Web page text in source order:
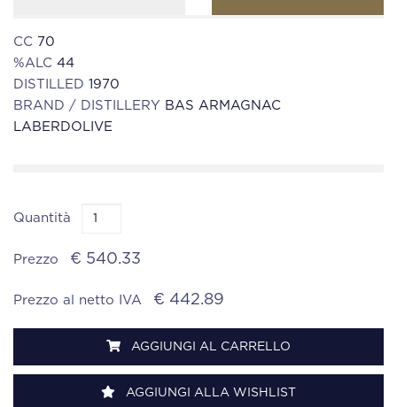
CC 70
%ALC 44
DISTILLED 1970
BRAND / DISTILLERY BAS ARMAGNAC
LABERDOLIVE
Quantità
Prezzo € 540.33
Prezzo al netto IVA € 442.89
AGGIUNGI AL CARRELLO
AGGIUNGI ALLA WISHLIST